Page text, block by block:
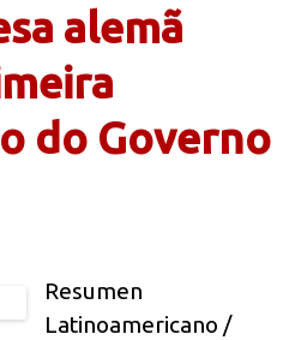
alemã
do Governo
Resumen
Latinoamericano /